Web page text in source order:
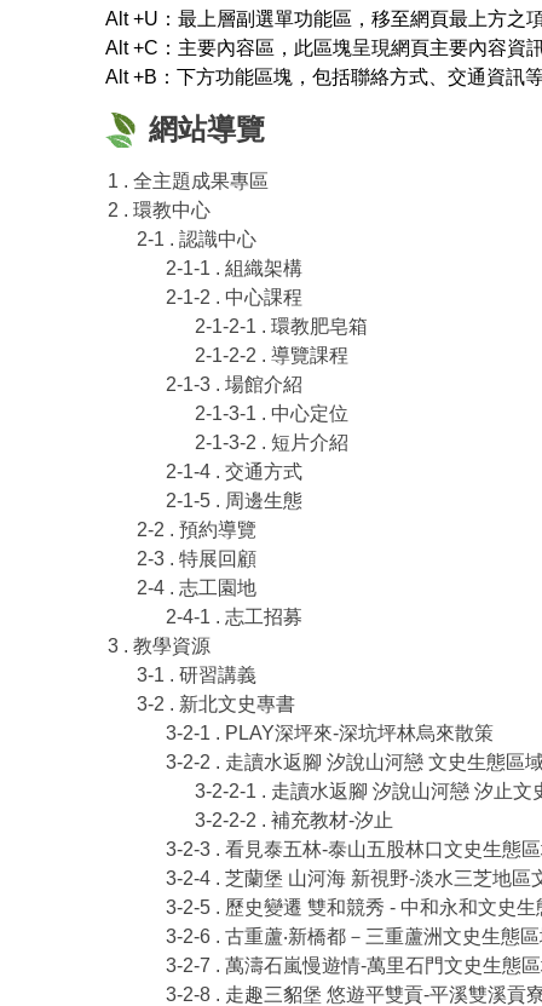
Alt +U：最上層副選單功能區，移至網頁最上方之項
Alt +C：主要內容區，此區塊呈現網頁主要內容資訊
Alt +B：下方功能區塊，包括聯絡方式、交通資訊等
網站導覽
1 . 全主題成果專區
2 . 環教中心
2-1 . 認識中心
2-1-1 . 組織架構
2-1-2 . 中心課程
2-1-2-1 . 環教肥皂箱
2-1-2-2 . 導覽課程
2-1-3 . 場館介紹
2-1-3-1 . 中心定位
2-1-3-2 . 短片介紹
2-1-4 . 交通方式
2-1-5 . 周邊生態
2-2 . 預約導覽
2-3 . 特展回顧
2-4 . 志工園地
2-4-1 . 志工招募
3 . 教學資源
3-1 . 研習講義
3-2 . 新北文史專書
3-2-1 . PLAY深坪來-深坑坪林烏來散策
3-2-2 . 走讀水返腳 汐說山河戀 文史生態區
3-2-2-1 . 走讀水返腳 汐說山河戀 汐止文
3-2-2-2 . 補充教材-汐止
3-2-3 . 看見泰五林-泰山五股林口文史生態
3-2-4 . 芝蘭堡 山河海 新視野-淡水三芝地區
3-2-5 . 歷史變遷 雙和競秀 - 中和永和文史生
3-2-6 . 古重蘆‧新橋都－三重蘆洲文史生態
3-2-7 . 萬濤石嵐慢遊情-萬里石門文史生態
3-2-8 . 走趣三貂堡 悠遊平雙貢-平溪雙溪貢